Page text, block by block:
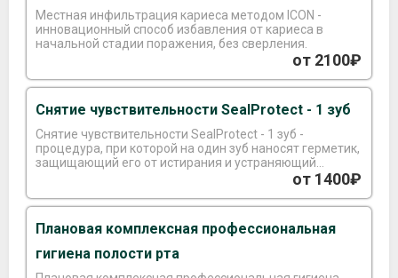
Местная инфильтрация кариеса методом ICON -
инновационный способ избавления от кариеса в
начальной стадии поражения, без сверления.
от 2100₽
Снятие чувствительности SealProtect - 1 зуб
Снятие чувствительности SealProtect - 1 зуб -
процедура, при которой на один зуб наносят герметик,
защищающий его от истирания и устраняющий
повышенную чувствительность корней зубов.от 1400₽
Плановая комплексная профессиональная
гигиена полости рта